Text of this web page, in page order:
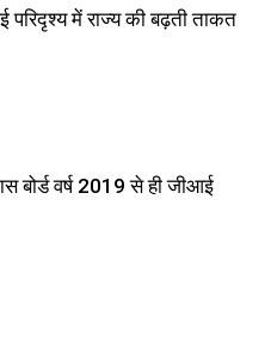
में राज्य की बढ़ती ताकत
बोर्ड वर्ष 2019 से ही जीआई